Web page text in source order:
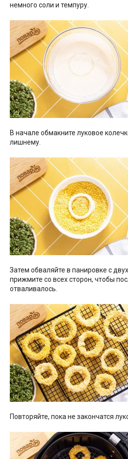
немного соли и темпуру.
В начале обмакните луковое
лишнему.
Затем обваляйте в панировке с
прижмите со всех сторон, чтобы
отваливалось.
Повторяйте, пока не закончатся